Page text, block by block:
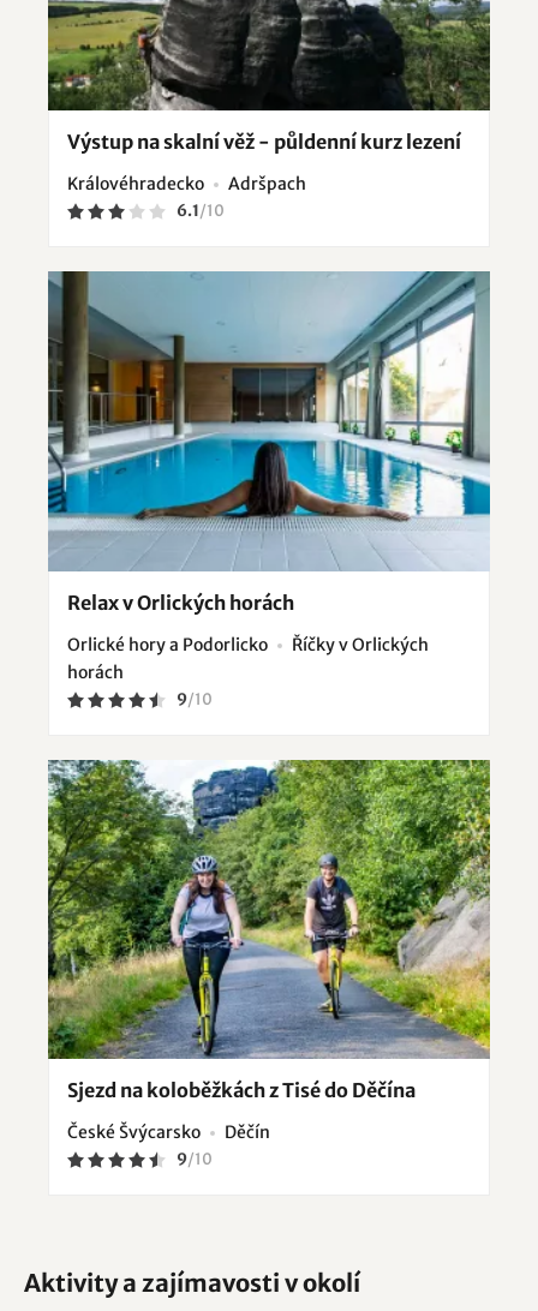
Výstup na skalní věž - půldenní kurz lezení
Královéhradecko Adršpach
6.1/10
Relax v Orlických horách
Orlické hory a Podorlicko
Říčky v Orlických
horách
9/10
Sjezd na koloběžkách z Tisé do Děčína
České Švýcarsko Děčín
9/10
Aktivity a zajímavosti v okolí